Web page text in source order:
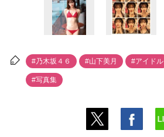
#乃木坂４６ #山下美月 #アイドル
#写真集